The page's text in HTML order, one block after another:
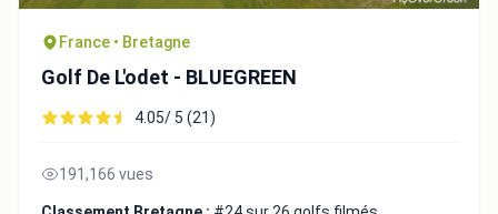
France • Bretagne
Golf De L'odet - BLUEGREEN
4.05/ 5 (21)
191,166 vues